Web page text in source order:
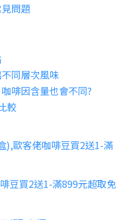
問題
同層次風味
啡因含量也會不同?
較